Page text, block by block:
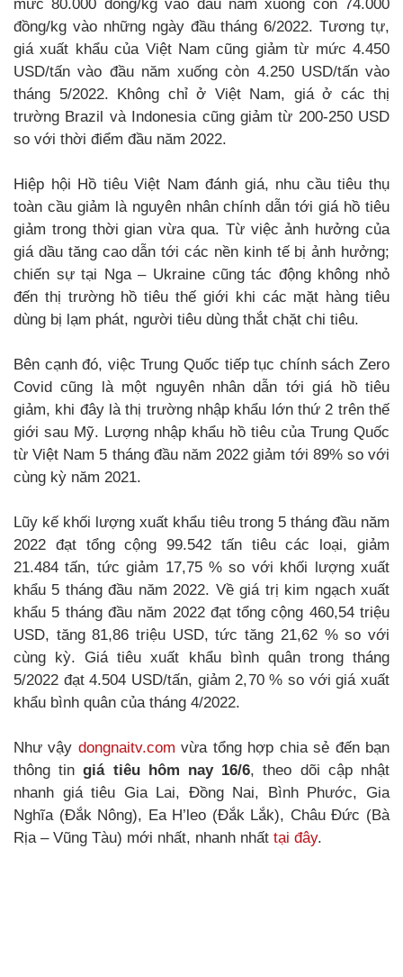
mức 80.000 đồng/kg vào đầu năm xuống còn 74.000
đồng/kg vào những ngày đầu tháng 6/2022. Tương tự,
giá xuất khẩu của Việt Nam cũng giảm từ mức 4.450
USD/tấn vào đầu năm xuống còn 4.250 USD/tấn vào
tháng 5/2022. Không chỉ ở Việt Nam, giá ở các thị
trường Brazil và Indonesia cũng giảm từ 200-250 USD
so với thời điểm đầu năm 2022.
Hiệp hội Hồ tiêu Việt Nam đánh giá, nhu cầu tiêu thụ
toàn cầu giảm là nguyên nhân chính dẫn tới giá hồ tiêu
giảm trong thời gian vừa qua. Từ việc ảnh hưởng của
giá dầu tăng cao dẫn tới các nền kinh tế bị ảnh hưởng;
chiến sự tại Nga – Ukraine cũng tác động không nhỏ
đến thị trường hồ tiêu thế giới khi các mặt hàng tiêu
dùng bị lạm phát, người tiêu dùng thắt chặt chi tiêu.
Bên cạnh đó, việc Trung Quốc tiếp tục chính sách Zero
Covid cũng là một nguyên nhân dẫn tới giá hồ tiêu
giảm, khi đây là thị trường nhập khẩu lớn thứ 2 trên thế
giới sau Mỹ. Lượng nhập khẩu hồ tiêu của Trung Quốc
từ Việt Nam 5 tháng đầu năm 2022 giảm tới 89% so với
cùng kỳ năm 2021.
Lũy kế khối lượng xuất khẩu tiêu trong 5 tháng đầu năm
2022 đạt tổng cộng 99.542 tấn tiêu các loại, giảm
21.484 tấn, tức giảm 17,75 % so với khối lượng xuất
khẩu 5 tháng đầu năm 2022. Về giá trị kim ngạch xuất
khẩu 5 tháng đầu năm 2022 đạt tổng cộng 460,54 triệu
USD, tăng 81,86 triệu USD, tức tăng 21,62 % so với
cùng kỳ. Giá tiêu xuất khẩu bình quân trong tháng
5/2022 đạt 4.504 USD/tấn, giảm 2,70 % so với giá xuất
khẩu bình quân của tháng 4/2022.
Như vậy dongnaitv.com vừa tổng hợp chia sẻ đến bạn
thông tingiá tiêu hôm nay 16/6, theo dõi cập nhật
nhanh giá tiêu Gia Lai, Đồng Nai, Bình Phước, Gia
Nghĩa (Đắk Nông), Ea H’leo (Đắk Lắk), Châu Đức (Bà
Rịa – Vũng Tàu) mới nhất, nhanh nhất tại đây.